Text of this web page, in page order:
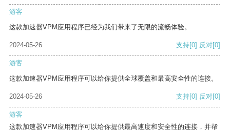
游客
这款加速器VPM应用程序已经为我们带来了无限的流畅体验。
2024-05-26 支持[0] 反对[0]
游客
这款加速器VPM应用程序可以给你提供全球覆盖和最高安全性的连接。
2024-05-26 支持[0] 反对[0]
游客
这款加速器VPM应用程序可以给你提供最高速度和安全性的连接，并帮